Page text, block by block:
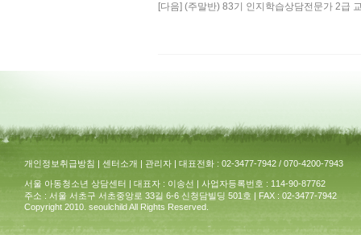
[다음] (주말반) 83기 인지학습상담전문가 2급
개인정보취급방침 | 센터소개 | 관리자| 대표전화 : 02-3477-7942 / 070-4200-7943
서울 아동청소년 상담센터 | 대표자 : 이송선 | 사업자등록번호 : 114-90-87762
주소 : 서울 서초구 서초중앙로 33길 6-6 신청담빌딩 501호 | FAX : 02-3477-7942
Copyright 2010. seoulchild All Rights Reserved.